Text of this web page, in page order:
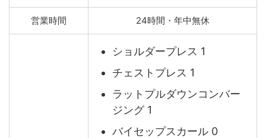
営業時間 24時間・年中無休
ショルダープレス 1
チェストプレス 1
ラットプルダウンコンバー
ジング 1
バイセップスカール 0